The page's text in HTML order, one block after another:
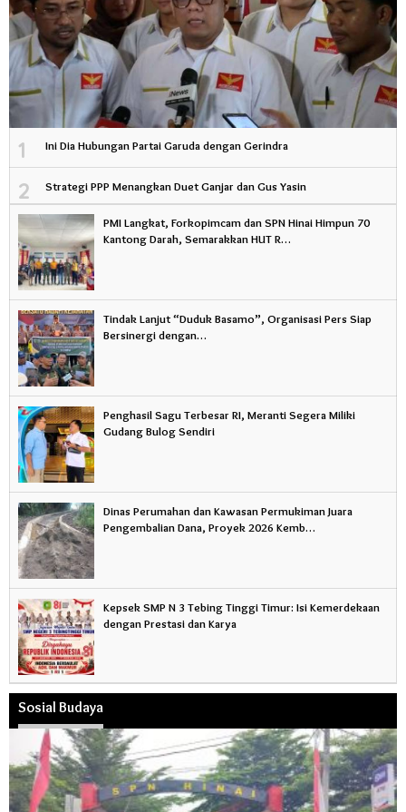
1 Ini Dia Hubungan Partai Garuda dengan Gerindra
2 Strategi PPP Menangkan Duet Ganjar dan Gus Yasin
PMI Langkat, Forkopimcam dan SPN Hinai Himpun 70
Kantong Darah, Semarakkan HUT R…
Tindak Lanjut “Duduk Basamo”, Organisasi Pers Siap
Bersinergi dengan…
Penghasil Sagu Terbesar RI, Meranti Segera Miliki
Gudang Bulog Sendiri
Dinas Perumahan dan Kawasan Permukiman Juara
Pengembalian Dana, Proyek 2026 Kemb…
Kepsek SMP N 3 Tebing Tinggi Timur: Isi Kemerdekaan
dengan Prestasi dan Karya
Sosial Budaya